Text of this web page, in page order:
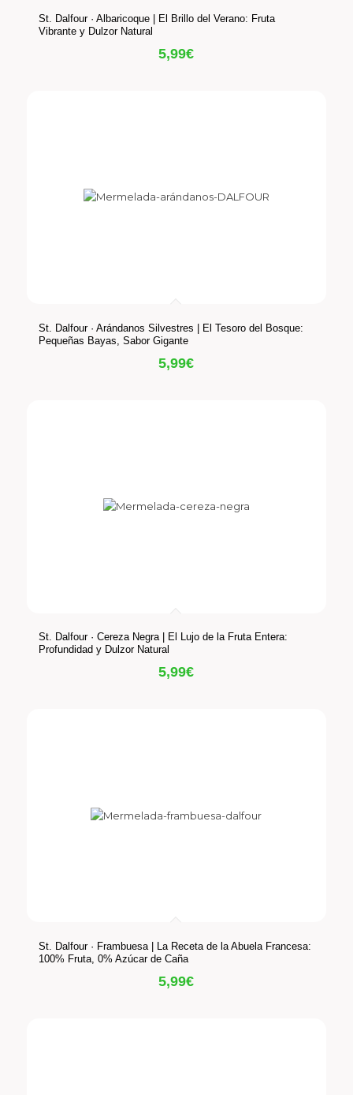
St. Dalfour · Albaricoque | El Brillo del Verano: Fruta
Vibrante y Dulzor Natural
5,99€
St. Dalfour · Arándanos Silvestres | El Tesoro del Bosque:
Pequeñas Bayas, Sabor Gigante
5,99€
St. Dalfour · Cereza Negra | El Lujo de la Fruta Entera:
Profundidad y Dulzor Natural
5,99€
St. Dalfour · Frambuesa | La Receta de la Abuela Francesa:
100% Fruta, 0% Azúcar de Caña
5,99€